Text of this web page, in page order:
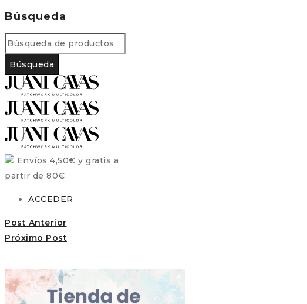
Búsqueda
Envíos 4,50€ y gratis a
partir de 80€
ACCEDER
Post Anterior
Próximo Post